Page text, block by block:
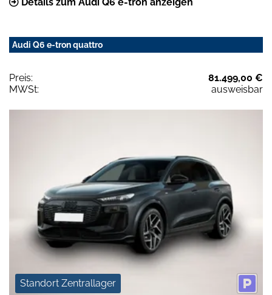
Audi Q6 e-tron quattro
Preis:
81.499,00 €
MWSt:
ausweisbar
Standort Zentrallager